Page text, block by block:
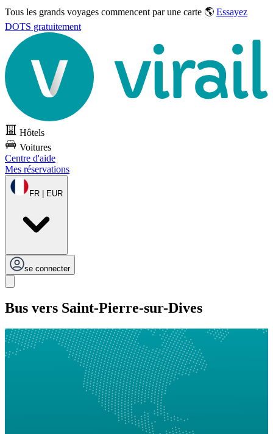
Tous les grands voyages commencent par une carte 🌎 Essayez
DOTS gratuitement
Hôtels
Voitures
Centre d'aide
Mes réservations
FR | EUR
se connecter
Bus vers Saint-Pierre-sur-Dives